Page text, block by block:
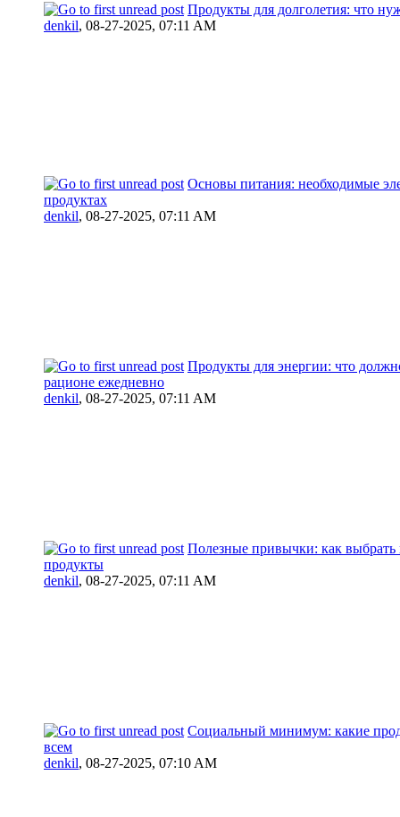
Продукты для долголетия: что
denkil, 08-27-2025, 07:11 AM
Основы питания: необходимые
продуктах
denkil, 08-27-2025, 07:11 AM
Продукты для энергии: что
рационе ежедневно
denkil, 08-27-2025, 07:11 AM
Полезные привычки: как выбрать
продукты
denkil, 08-27-2025, 07:11 AM
Социальный минимум: какие
всем
denkil, 08-27-2025, 07:10 AM